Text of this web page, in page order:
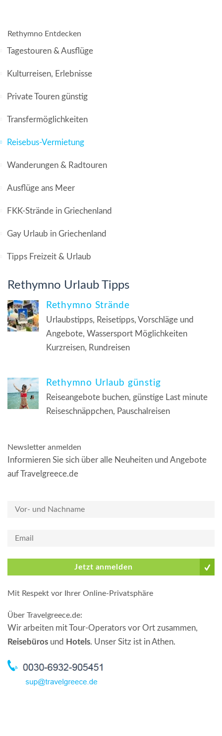
Rethymno Entdecken
Tagestouren & Ausflüge
Kulturreisen, Erlebnisse
Private Touren günstig
Transfermöglichkeiten
Reisebus-Vermietung
Wanderungen & Radtouren
Ausflüge ans Meer
FKK-Strände in Griechenland
Gay Urlaub in Griechenland
Tipps Freizeit & Urlaub
Rethymno Urlaub Tipps
Rethymno Strände
Urlaubstipps, Reisetipps, Vorschläge und
Angebote, Wassersport Möglichkeiten
Kurzreisen, Rundreisen
Rethymno Urlaub günstig
Reiseangebote buchen, günstige Last minute
Reiseschnäppchen, Pauschalreisen
Newsletter anmelden
Informieren Sie sich über alle Neuheiten und Angebote
auf Travelgreece.de
Jetzt anmelden
Mit Respekt vor Ihrer Online-Privatsphäre
Über Travelgreece.de:
Wir arbeiten mit Tour-Operators vor Ort zusammen,
Reisebüros und Hotels. Unser Sitz ist in Athen.